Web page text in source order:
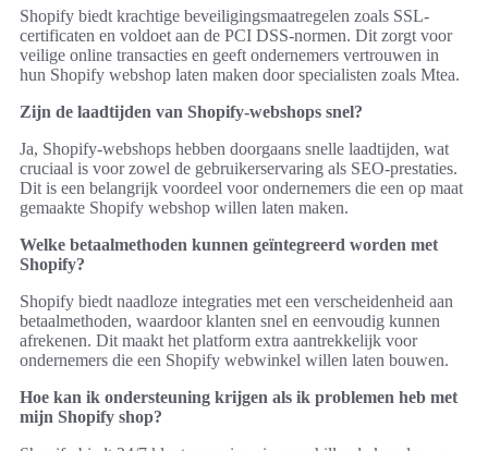
Shopify biedt krachtige beveiligingsmaatregelen zoals SSL-
certificaten en voldoet aan de PCI DSS-normen. Dit zorgt voor
veilige online transacties en geeft ondernemers vertrouwen in
hun Shopify webshop laten maken door specialisten zoals Mtea.
Zijn de laadtijden van Shopify-webshops snel?
Ja, Shopify-webshops hebben doorgaans snelle laadtijden, wat
cruciaal is voor zowel de gebruikerservaring als SEO-prestaties.
Dit is een belangrijk voordeel voor ondernemers die een op maat
gemaakte Shopify webshop willen laten maken.
Welke betaalmethoden kunnen geïntegreerd worden met
Shopify?
Shopify biedt naadloze integraties met een verscheidenheid aan
betaalmethoden, waardoor klanten snel en eenvoudig kunnen
afrekenen. Dit maakt het platform extra aantrekkelijk voor
ondernemers die een Shopify webwinkel willen laten bouwen.
Hoe kan ik ondersteuning krijgen als ik problemen heb met
mijn Shopify shop?